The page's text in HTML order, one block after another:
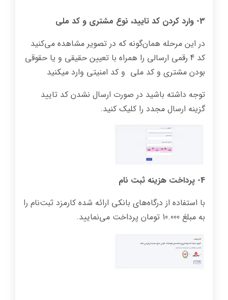
3- وارد کردن کد تایید، نوع مشتری و کد ملی
در این مرحله همان‌گونه که در تصویر مشاهده می‌کنید
کد 4 رقمی ارسالی را همراه با تعیین حقیقی و یا حقوقی
بودن مشتری و کد‌ ملی و کد امنیتی وارد میکنید
توجه داشته باشید در صورت ارسال نشدن کد تایید
گزینه ارسال مجدد را کلیک کنید.
4- پرداخت هزینه ثبت نام
با استفاده از درگاه‌های بانکی ارائه شده کارمزد ثبت‌نام را
به مبلغ 10.000 تومان پرداخت می‌نمایید.